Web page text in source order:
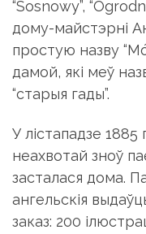
“Sosnowy”,
дому-майстэрні
простую назву
дамой, які меў
“старыя гады”.
У лістападзе 1885
неахвотай зноў
засталася дома.
ангельскія
заказ: 200